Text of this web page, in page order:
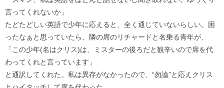
言ってくれないか」
たどたどしい英語で少年に応えると、全く通じていないらしい。困
ったなぁと思っていたら、隣の席のリチャードと名乗る青年が、
「この少年(名はクリス)は、ミスターの後ろだと観辛いので席を代
わってくれと言っています」
と通訳してくれた。私は異存がなかったので、“勿論”と応えクリス